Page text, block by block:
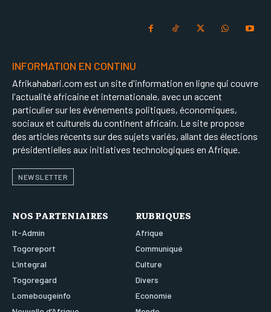
INFORMATION EN CONTINU
Afrikahabari.com est un site d'information en ligne qui couvre
l'actualité africaine et internationale, avec un accent
particulier sur les événements politiques, économiques,
sociaux et culturels du continent africain. Le site propose
des articles récents sur des sujets variés, allant des élections
présidentielles aux initiatives technologiques en Afrique.
NEWSLETTER
NOS PARTENIAIRES
It-Admin
Togoreport
L’integral
Togoregard
Lomebougeinfo
RUBRIQUES
Afrique
Communiqué
Culture
Divers
Economie